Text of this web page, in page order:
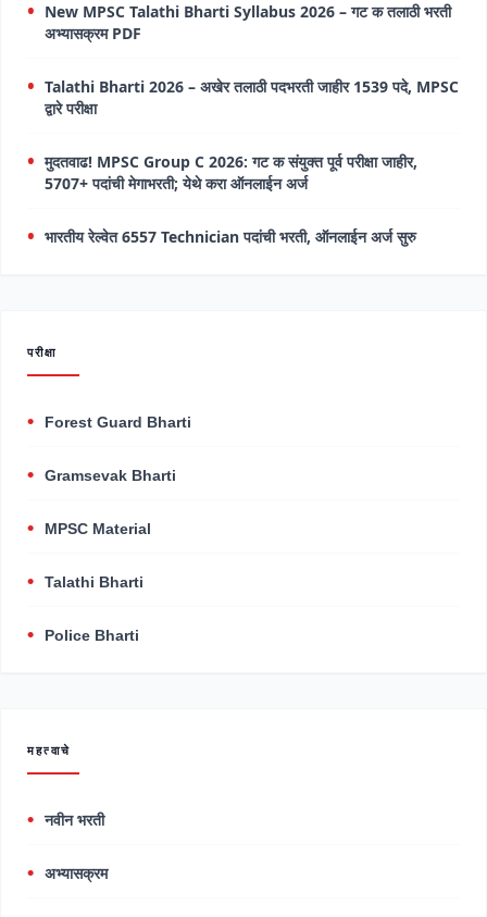
New MPSC Talathi Bharti Syllabus 2026 – गट क तलाठी भरती
अभ्यासक्रम PDF
Talathi Bharti 2026 – अखेर तलाठी पदभरती जाहीर 1539 पदे, MPSC
द्वारे परीक्षा
मुदतवाढ! MPSC Group C 2026: गट क संयुक्त पूर्व परीक्षा जाहीर,
5707+ पदांची मेगाभरती; येथे करा ऑनलाईन अर्ज
भारतीय रेल्वेत 6557 Technician पदांची भरती, ऑनलाईन अर्ज सुरु
परीक्षा
Forest Guard Bharti
Gramsevak Bharti
MPSC Material
Talathi Bharti
Police Bharti
महत्वाचे
नवीन भरती
अभ्यासक्रम